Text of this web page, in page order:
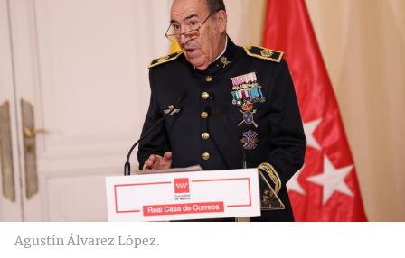
Agustín Álvarez López.